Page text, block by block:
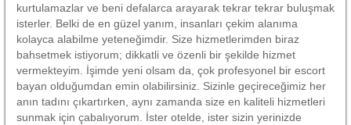
kurtulamazlar ve beni defalarca arayarak tekrar tekrar buluşmak
isterler. Belki de en güzel yanım, insanları çekim alanıma
kolayca alabilme yeteneğimdir. Size hizmetlerimden biraz
bahsetmek istiyorum; dikkatli ve özenli bir şekilde hizmet
vermekteyim. İşimde yeni olsam da, çok profesyonel bir escort
bayan olduğumdan emin olabilirsiniz. Sizinle geçireceğimiz her
anın tadını çıkartırken, aynı zamanda size en kaliteli hizmetleri
sunmak için çabalıyorum. İster otelde, ister sizin yerinizde